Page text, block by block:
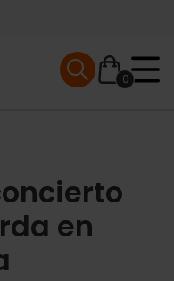
0
Mobile menu
en